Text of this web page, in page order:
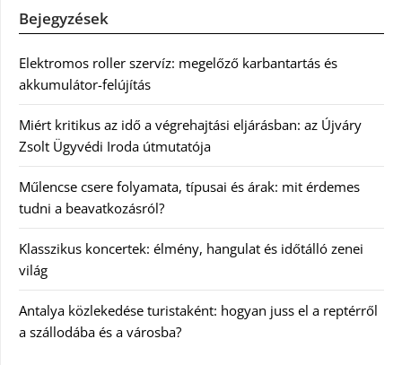
Bejegyzések
Elektromos roller szervíz: megelőző karbantartás és
akkumulátor-felújítás
Miért kritikus az idő a végrehajtási eljárásban: az Újváry
Zsolt Ügyvédi Iroda útmutatója
Műlencse csere folyamata, típusai és árak: mit érdemes
tudni a beavatkozásról?
Klasszikus koncertek: élmény, hangulat és időtálló zenei
világ
Antalya közlekedése turistaként: hogyan juss el a reptérről
a szállodába és a városba?